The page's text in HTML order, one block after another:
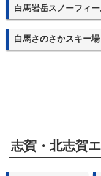
白馬岩岳スノーフィ
白馬さのさかスキー場
志賀・北志賀